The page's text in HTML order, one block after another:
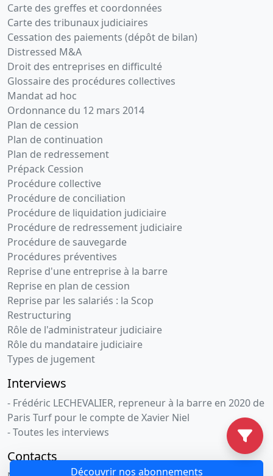
Découvrir nos abonnements
Carte des greffes et coordonnées
Carte des tribunaux judiciaires
Cessation des paiements (dépôt de bilan)
Distressed M&A
Droit des entreprises en difficulté
Glossaire des procédures collectives
Mandat ad hoc
Ordonnance du 12 mars 2014
Plan de cession
Plan de continuation
Plan de redressement
Prépack Cession
Procédure collective
Procédure de conciliation
Procédure de liquidation judiciaire
Procédure de redressement judiciaire
Procédure de sauvegarde
Procédures préventives
Reprise d'une entreprise à la barre
Reprise en plan de cession
Reprise par les salariés : la Scop
Restructuring
Rôle de l'administrateur judiciaire
Rôle du mandataire judiciaire
Types de jugement
Interviews
- Frédéric LECHEVALIER, repreneur à la barre en 2020 de
Paris Turf pour le compte de Xavier Niel
- Toutes les interviews
Contacts